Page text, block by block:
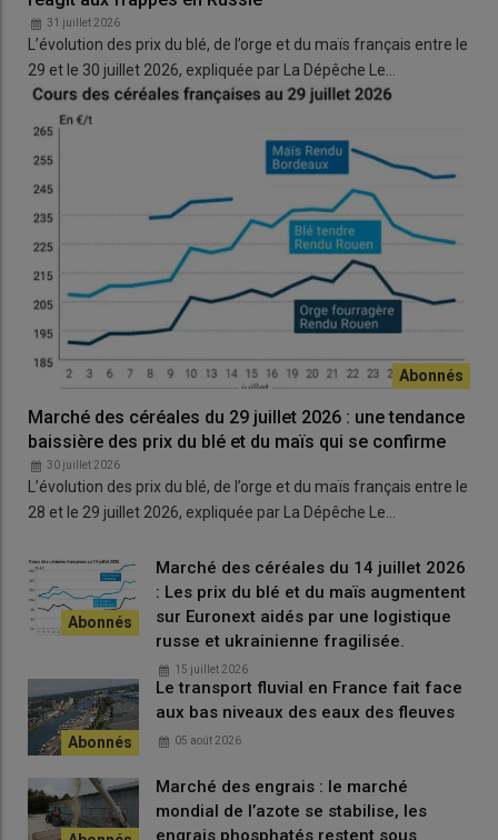
31 juillet 2026
L’évolution des prix du blé, de l’orge et du maïs français entre le
29 et le 30 juillet 2026, expliquée par La Dépêche Le…
Marché des céréales du 29 juillet 2026 : une tendance
baissière des prix du blé et du maïs qui se confirme
30 juillet 2026
L’évolution des prix du blé, de l’orge et du maïs français entre le
28 et le 29 juillet 2026, expliquée par La Dépêche Le…
Marché des céréales du 14 juillet 2026
: Les prix du blé et du maïs augmentent
sur Euronext aidés par une logistique
russe et ukrainienne fragilisée.
15 juillet 2026
Le transport fluvial en France fait face
aux bas niveaux des eaux des fleuves
05 août 2026
Marché des engrais : le marché
mondial de l’azote se stabilise, les
engrais phosphatés restent sous